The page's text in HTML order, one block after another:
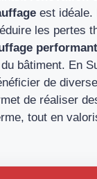
est idéale.
les pertes
performant
bâtiment. En
de
de réaliser
tout en